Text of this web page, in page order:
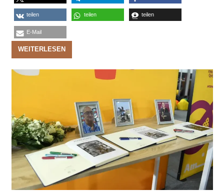
teilen teilen teilen
E-Mail
WEITERLESEN